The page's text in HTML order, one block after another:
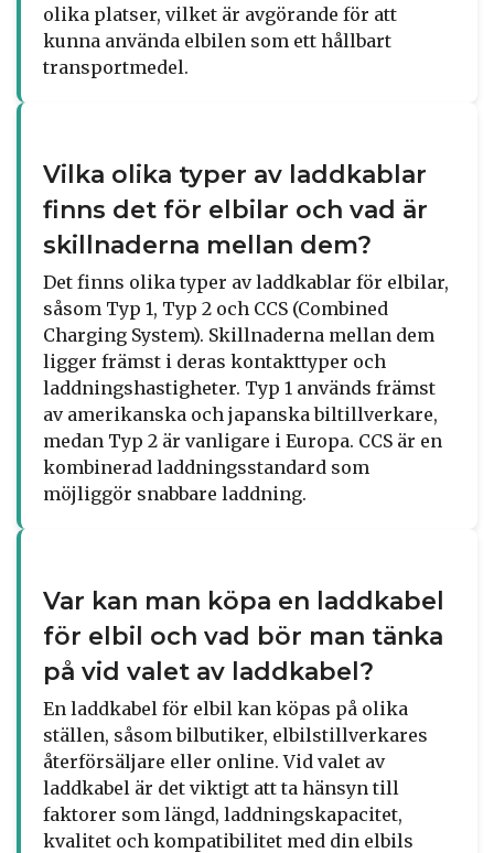
olika platser, vilket är avgörande för att
kunna använda elbilen som ett hållbart
transportmedel.
Vilka olika typer av laddkablar
finns det för elbilar och vad är
skillnaderna mellan dem?
Det finns olika typer av laddkablar för elbilar,
såsom Typ 1, Typ 2 och CCS (Combined
Charging System). Skillnaderna mellan dem
ligger främst i deras kontakttyper och
laddningshastigheter. Typ 1 används främst
av amerikanska och japanska biltillverkare,
medan Typ 2 är vanligare i Europa. CCS är en
kombinerad laddningsstandard som
möjliggör snabbare laddning.
Var kan man köpa en laddkabel
för elbil och vad bör man tänka
på vid valet av laddkabel?
En laddkabel för elbil kan köpas på olika
ställen, såsom bilbutiker, elbilstillverkares
återförsäljare eller online. Vid valet av
laddkabel är det viktigt att ta hänsyn till
faktorer som längd, laddningskapacitet,
kvalitet och kompatibilitet med din elbils